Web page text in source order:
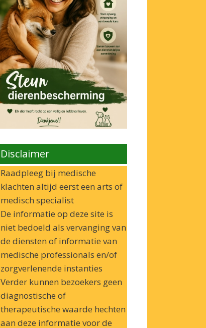
Disclaimer
Raadpleeg bij medische
klachten altijd eerst een arts of
medisch specialist
De informatie op deze site is
niet bedoeld als vervanging van
de diensten of informatie van
medische professionals en/of
zorgverlenende instanties
Verder kunnen bezoekers geen
diagnostische of
therapeutische waarde hechten
aan deze informatie voor de